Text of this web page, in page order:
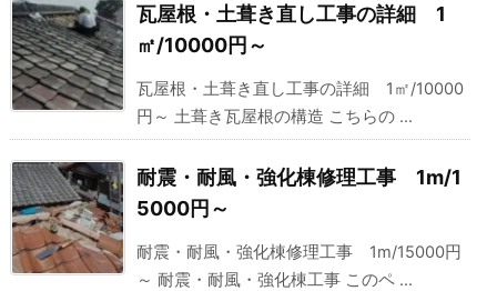
瓦屋根・土葺き直し工事の詳細 1
㎡/10000円～
瓦屋根・土葺き直し工事の詳細 1㎡/10000
円～ 土葺き瓦屋根の構造 こちらの ...
耐震・耐風・強化棟修理工事 1m/1
5000円～
耐震・耐風・強化棟修理工事 1m/15000円
～ 耐震・耐風・強化棟工事 このペ ...